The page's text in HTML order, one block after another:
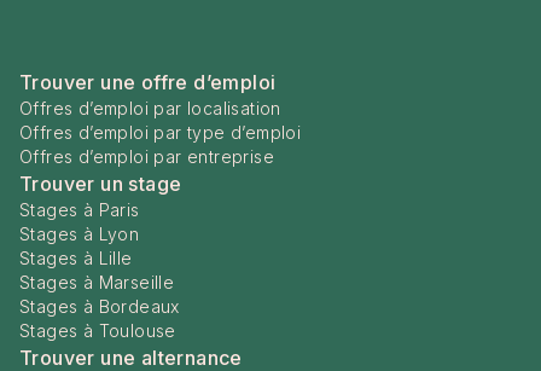
Trouver une offre d’emploi
Offres d’emploi par localisation
Offres d’emploi par type d’emploi
Offres d’emploi par entreprise
Trouver un stage
Stages à Paris
Stages à Lyon
Stages à Lille
Stages à Marseille
Stages à Bordeaux
Stages à Toulouse
Trouver une alternance